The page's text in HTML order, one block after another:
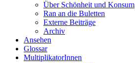
Über Schönheit und Konsum
Ran an die Buletten
Externe Beiträge
Archiv
Ansehen
Glossar
MultiplikatorInnen